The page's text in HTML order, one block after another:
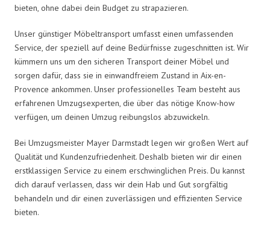
bieten, ohne dabei dein Budget zu strapazieren.
Unser günstiger Möbeltransport umfasst einen umfassenden
Service, der speziell auf deine Bedürfnisse zugeschnitten ist. Wir
kümmern uns um den sicheren Transport deiner Möbel und
sorgen dafür, dass sie in einwandfreiem Zustand in Aix-en-
Provence ankommen. Unser professionelles Team besteht aus
erfahrenen Umzugsexperten, die über das nötige Know-how
verfügen, um deinen Umzug reibungslos abzuwickeln.
Bei Umzugsmeister Mayer Darmstadt legen wir großen Wert auf
Qualität und Kundenzufriedenheit. Deshalb bieten wir dir einen
erstklassigen Service zu einem erschwinglichen Preis. Du kannst
dich darauf verlassen, dass wir dein Hab und Gut sorgfältig
behandeln und dir einen zuverlässigen und effizienten Service
bieten.